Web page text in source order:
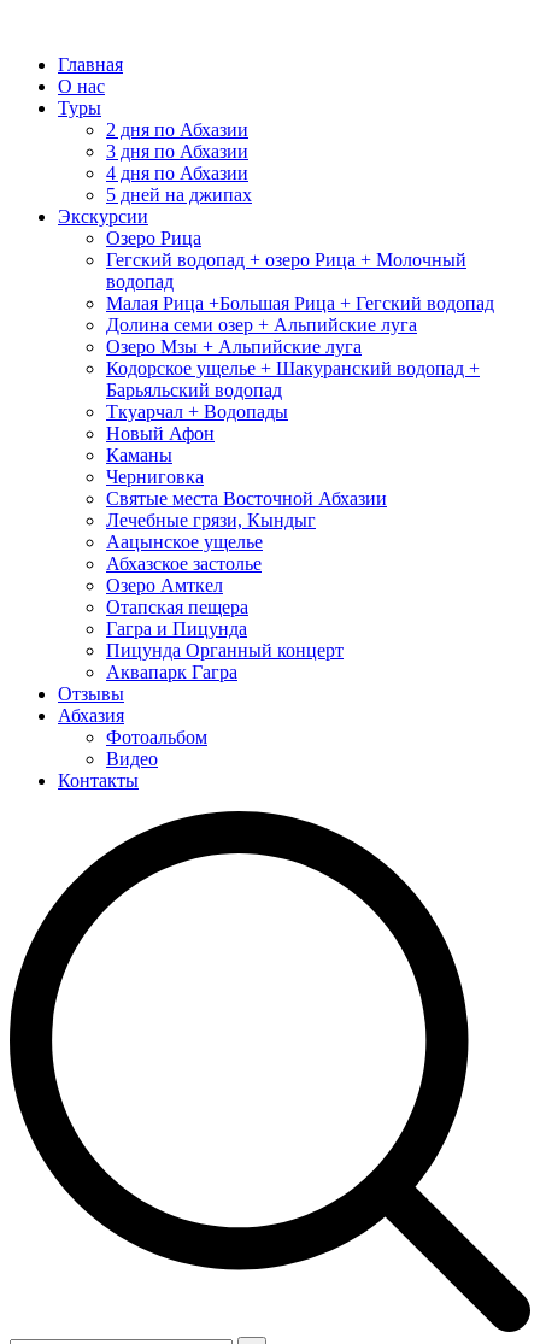
Главная
О нас
Туры
2 дня по Абхазии
3 дня по Абхазии
4 дня по Абхазии
5 дней на джипах
Экскурсии
Озеро Рица
Гегский водопад + озеро Рица + Молочный
водопад
Малая Рица +Большая Рица + Гегский водопад
Долина семи озер + Альпийские луга
Озеро Мзы + Альпийские луга
Кодорское ущелье + Шакуранский водопад +
Барьяльский водопад
Ткуарчал + Водопады
Новый Афон
Каманы
Черниговка
Святые места Восточной Абхазии
Лечебные грязи, Кындыг
Аацынское ущелье
Абхазское застолье
Озеро Амткел
Отапская пещера
Гагра и Пицунда
Пицунда Органный концерт
Аквапарк Гагра
Отзывы
Абхазия
Фотоальбом
Видео
Контакты